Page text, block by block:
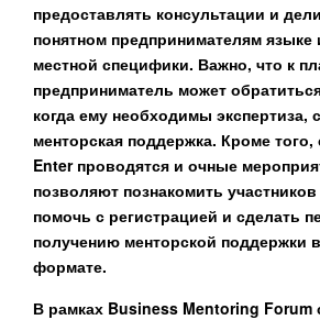
предоставлять консультации и
понятном предпринимателям языке
местной специфики. Важно, что к
предприниматель может
когда ему необходимы экспертиза,
менторская поддержка. Кроме того,
Enter проводятся и очные
позволяют познакомить
помочь с регистрацией и сделать
получению менторской поддержки
формате.
В рамках Business Mentoring Forum